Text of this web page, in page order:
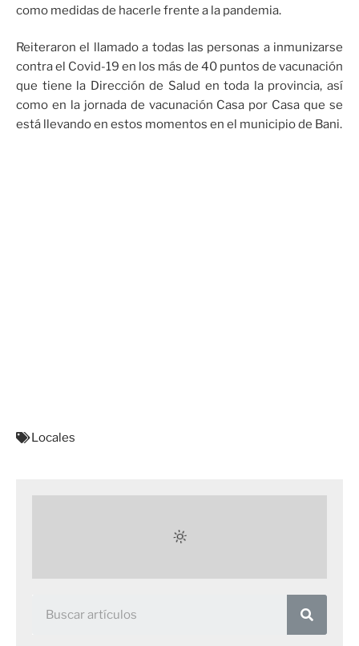
como medidas de hacerle frente a la pandemia.
Reiteraron el llamado a todas las personas a inmunizarse
contra el Covid-19 en los más de 40 puntos de vacunación
que tiene la Dirección de Salud en toda la provincia, así
como en la jornada de vacunación Casa por Casa que se
está llevando en estos momentos en el municipio de Bani.
Locales